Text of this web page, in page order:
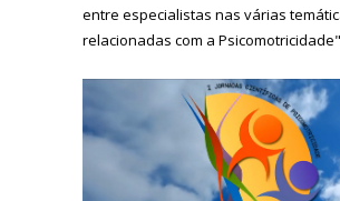
entre especialistas nas várias
relacionadas com a